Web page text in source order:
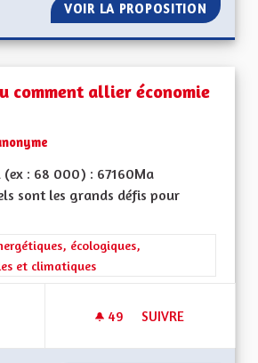
VOIR LA PROPOSITION
comment allier économie
(ex : 68 000) : 67160Ma
sont les grands défis pour
de la catégorie : Les transitions
écologiques,
et climatiques
49 49 ABONNÉS
SUIVRE